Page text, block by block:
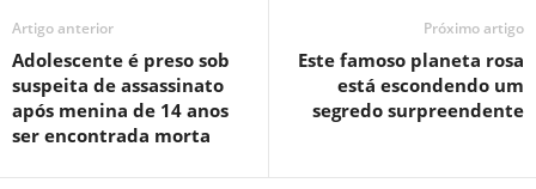
Artigo anterior
Adolescente é preso sob
suspeita de assassinato
após menina de 14 anos
ser encontrada morta
Próximo artigo
Este famoso planeta rosa
está escondendo um
segredo surpreendente